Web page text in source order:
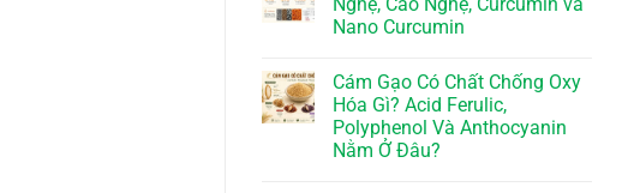
Nano Curcumin
Cám Gạo Có Chất Chống Oxy
Hóa Gì? Acid Ferulic,
Polyphenol Và Anthocyanin
Nằm Ở Đâu?